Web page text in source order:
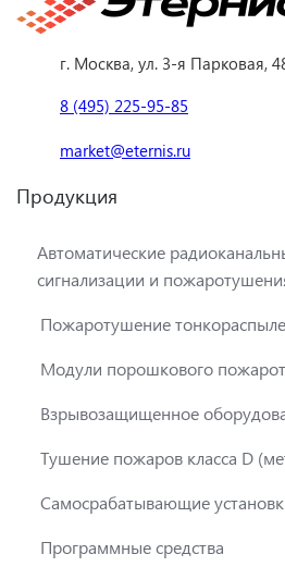
г. Москва, ул. 3-я Парковая,
8 (495) 225-95-85
market@eternis.ru
Продукция
Автоматические
сигнализации и
Пожаротушение
Модули порошкового
Взрывозащищенное
Тушение пожаров класса D
Самосрабатывающие
Программные средства